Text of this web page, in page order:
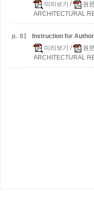
미리보기 / 원
ARCHITECTURAL
p. 81
Instruction for
미리보기 / 원
ARCHITECTURAL